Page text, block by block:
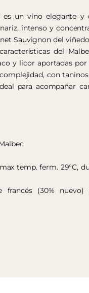
es un vino elegante y
intenso y
Sauvignon del
del
y licor aportadas
con
para acompañar
temp. ferm. 29°C,
francés (30% nuevo)